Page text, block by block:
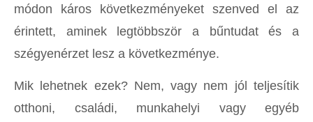
módon káros következményeket szenved el az
érintett, aminek legtöbbször a bűntudat és a
szégyenérzet lesz a következménye.
Mik lehetnek ezek? Nem, vagy nem jól teljesítik
otthoni, családi, munkahelyi vagy egyéb